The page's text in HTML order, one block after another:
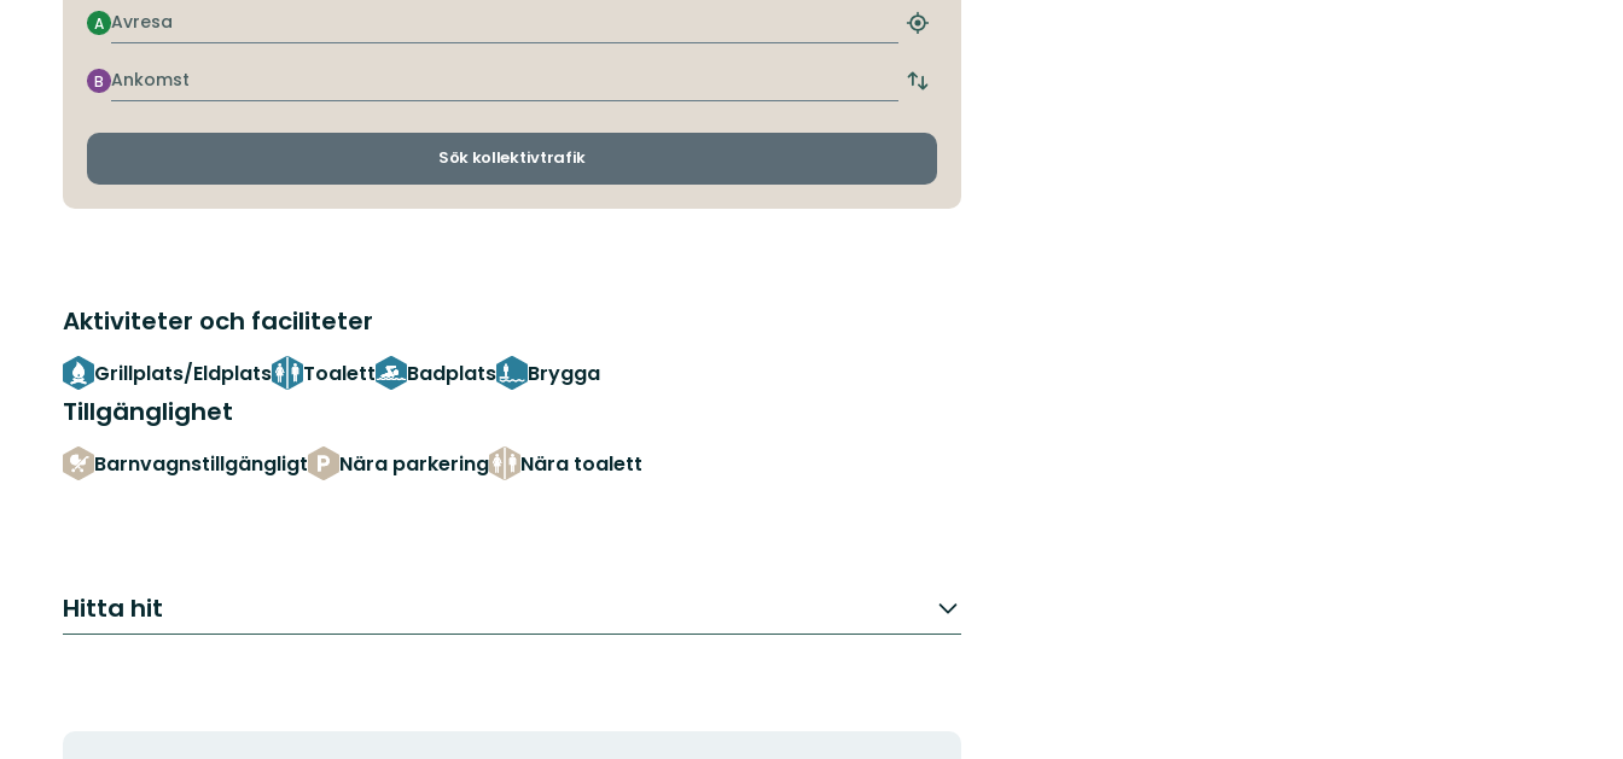
Avresa
A
Hitta
hållplats
Ankomst
B
Byt
och
Sök kollektivtrafik
Aktiviteter och faciliteter
Grillplats/Eldplats Toalett Badplats Brygga
Tillgänglighet
Barnvagnstillgängligt Nära parkering Nära toalett
Hitta hit